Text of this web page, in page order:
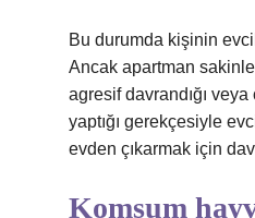
Bu durumda kişinin
Ancak apartman
agresif davrandığı
yaptığı gerekçesiyle
evden çıkarmak için
Komşum